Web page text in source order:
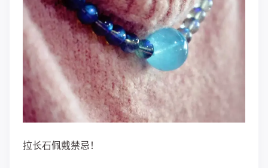
拉长石佩戴禁忌！